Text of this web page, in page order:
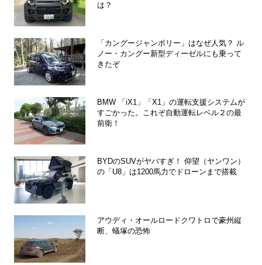
は？
「カングージャンボリー」はなぜ人気？ ル
ノー・カングー新型ディーゼルにも乗って
きたぞ
BMW 「iX1」「X1」の運転支援システムが
すごかった。これぞ自動運転レベル２の最
前衛！
BYDのSUVがヤバすぎ！ 仰望（ヤンワン）
の「U8」は1200馬力でドローンまで搭載
アウディ・オールロードクワトロで豪州縦
断、蟻塚の恐怖